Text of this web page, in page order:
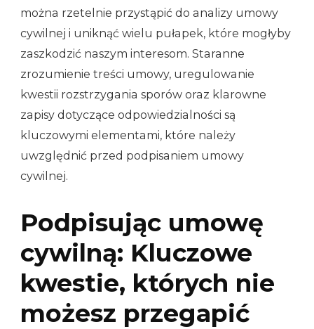
można rzetelnie przystąpić do analizy umowy
cywilnej i uniknąć wielu pułapek, które mogłyby
zaszkodzić naszym interesom. Staranne
zrozumienie treści umowy, uregulowanie
kwestii rozstrzygania sporów oraz klarowne
zapisy dotyczące odpowiedzialności są
kluczowymi elementami, które należy
uwzględnić przed podpisaniem umowy
cywilnej.
Podpisując umowę
cywilną: Kluczowe
kwestie, których nie
możesz przegapić